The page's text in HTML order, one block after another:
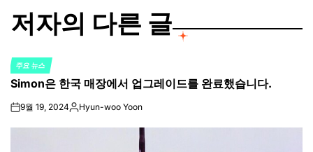
저자의 다른 글
POSTED
IN
주요 뉴스
Simon은 한국 매장에서 업그레이드를 완료했습니다.
on9월 19, 2024Posted
Hyun-woo Yoon